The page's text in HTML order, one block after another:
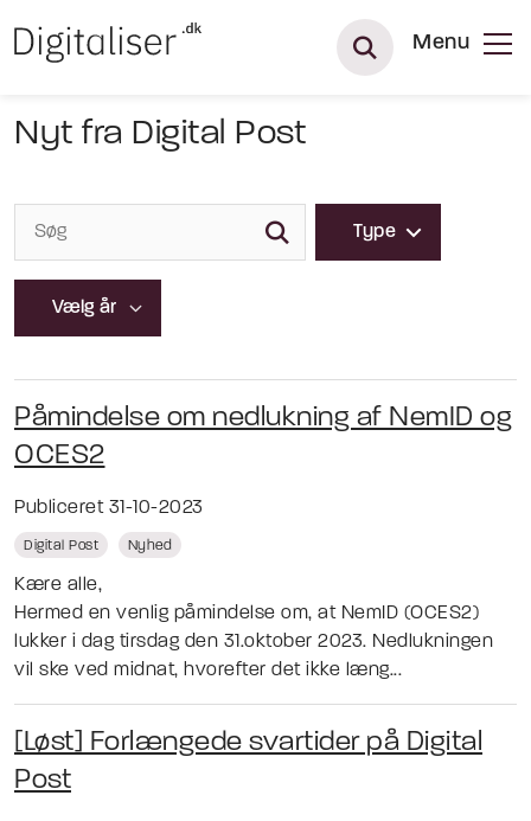
Menu
Nyt fra Digital Post
Type
Påmindelse om nedlukning af NemID og
OCES2
Publiceret 31-10-2023
Digital Post Nyhed
Kære alle,
Hermed en venlig påmindelse om, at NemID (OCES2)
lukker i dag tirsdag den 31.oktober 2023. Nedlukningen
vil ske ved midnat, hvorefter det ikke læng...
[Løst] Forlængede svartider på Digital
Post